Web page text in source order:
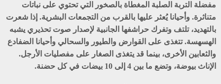
مفضلة التربة الصلبة المغطاة بالصخور التي تحتوي على نباتات
متناثرة. وأحيانا يُعثر عليها بالقرب من التجمعات البشرية. إذا شعرت
بالتهديد، تلتف وتفرك حراشفها الجانبية لإصدار صوت تحذيري يشبه
الهسهسة. تتغذى على القوارض والطيور والسحالي وأحيانا الضفادع
والثعابين الأخرى، بينما قد يتغذى الصغار على مفصليات الأرجل.
الإناث بيوضة، وتضع ما بين 4 إلى 10 بيضات في كل حضنة.